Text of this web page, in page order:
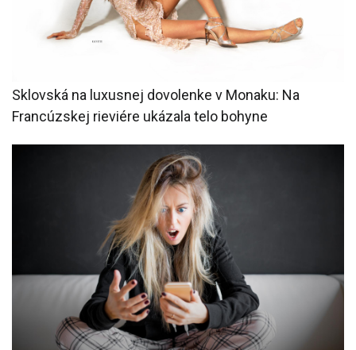
Sklovská na luxusnej dovolenke v Monaku: Na
Francúzskej rieviére ukázala telo bohyne